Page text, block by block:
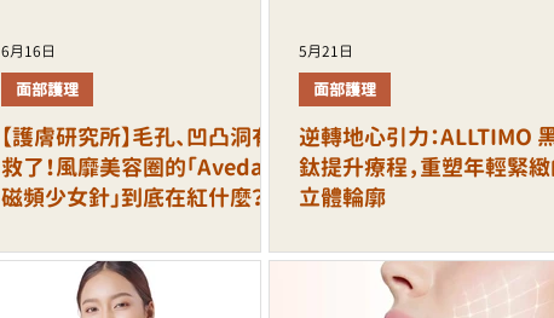
【護膚研究所】毛孔、凹凸洞有
救了！風靡美容圈的「Aveda
磁頻少女針」到底在紅什麼？
面部護理
6月16日
逆轉地心引力：ALLTIMO 黑
鈦提升療程，重塑年輕緊緻
立體輪廓
面部護理
5月21日